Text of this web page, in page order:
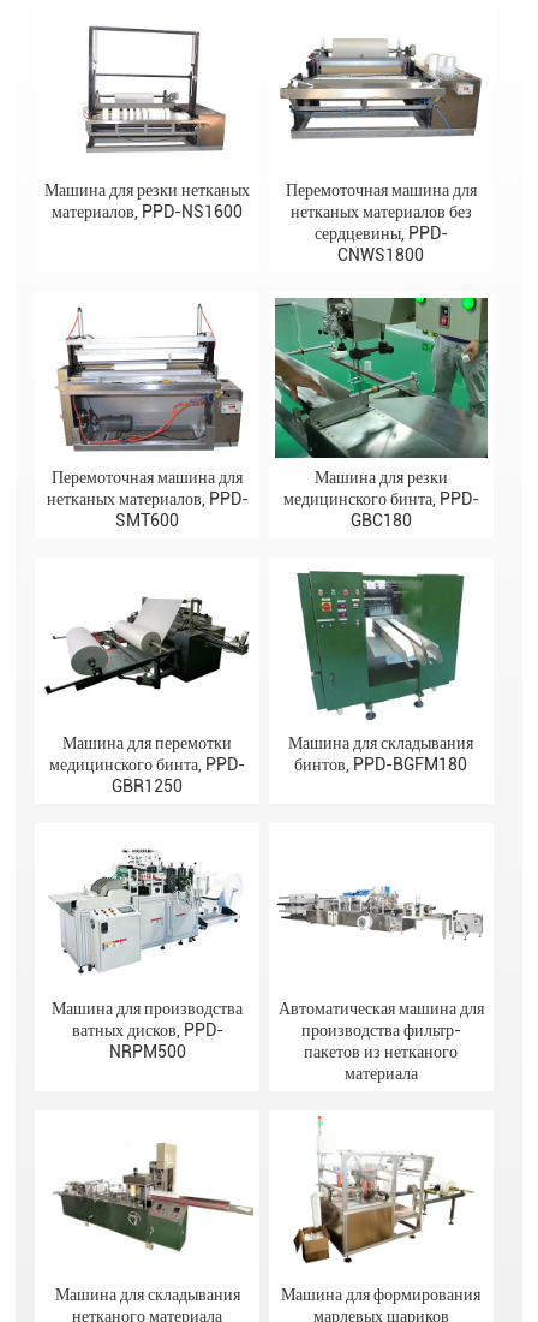
Машина для резки нетканых
материалов, PPD-NS1600
Перемоточная машина для
нетканых материалов без
сердцевины, PPD-
CNWS1800
Перемоточная машина для
нетканых материалов, PPD-
SMT600
Машина для резки
медицинского бинта, PPD-
GBC180
Машина для перемотки
медицинского бинта, PPD-
GBR1250
Машина для складывания
бинтов, PPD-BGFM180
Машина для производства
ватных дисков, PPD-
NRPM500
Автоматическая машина для
производства фильтр-
пакетов из нетканого
материала
Машина для складывания
нетканого материала
Машина для формирования
марлевых шариков